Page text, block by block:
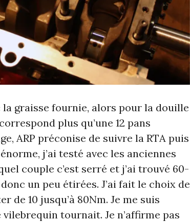
la graisse fournie, alors pour la douille
plus qu’une 12 pans
ARP préconise de suivre la RTA puis
j’ai testé avec les anciennes
couple c’est serré et j’ai trouvé 60-
un peu étirées. J’ai fait le choix de
de 10 jusqu’à 80Nm. Je me suis
tournait. Je n’affirme pas